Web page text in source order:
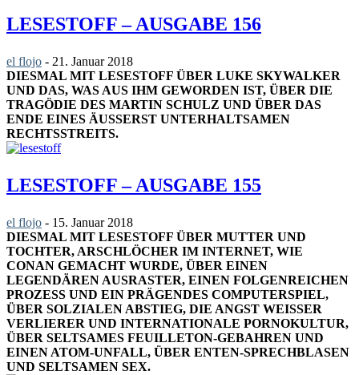
LESESTOFF – AUSGABE 156
el flojo - 21. Januar 2018
DIESMAL MIT LESESTOFF ÜBER LUKE SKYWALKER
UND DAS, WAS AUS IHM GEWORDEN IST, ÜBER DIE
TRAGÖDIE DES MARTIN SCHULZ UND ÜBER DAS
ENDE EINES ÄUSSERST UNTERHALTSAMEN R
ECHTSSTREITS.
LESESTOFF – AUSGABE 155
el flojo - 15. Januar 2018
DIESMAL MIT LESESTOFF ÜBER MUTTER UND
TOCHTER, ARSCHLÖCHER IM INTERNET, WIE
CONAN GEMACHT WURDE, ÜBER EINEN
LEGENDÄREN AUSRASTER, EINEN FOLGENREICHEN
PROZESS UND EIN PRÄGENDES COMPUTERSPIEL,
ÜBER SOLZIALEN ABSTIEG, DIE ANGST WEISSER V
ERLIERER UND INTERNATIONALE PORNOKULTUR, Ü
BER SELTSAMES FEUILLETON-GEBAHREN UND E
INEN ATOM-UNFALL, ÜBER ENTEN-SPRECHBLASEN U
ND SELTSAMEN SEX.